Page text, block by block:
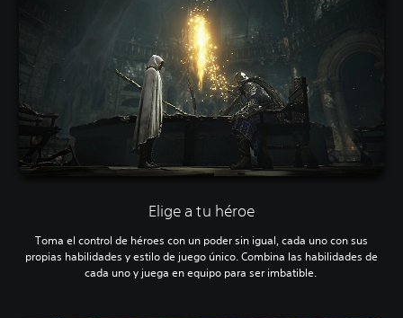
Elige a tu héroe
Toma el control de héroes con un poder sin igual, cada uno con sus
propias habilidades y estilo de juego único. Combina las habilidades de
cada uno y juega en equipo para ser imbatible.